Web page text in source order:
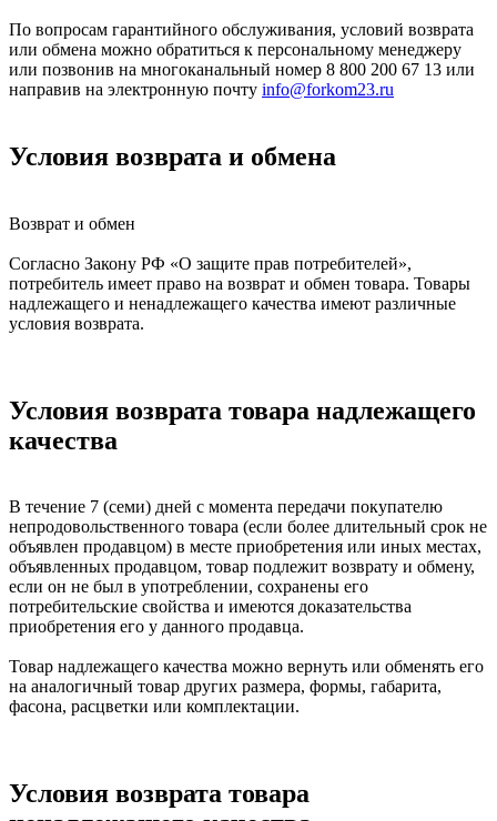
По вопросам гарантийного обслуживания, условий возврата
или обмена можно обратиться к персональному менеджеру
или позвонив на многоканальный номер 8 800 200 67 13 или
направив на электронную почту info@forkom23.ru
Условия возврата и обмена
Возврат и обмен
Согласно Закону РФ «О защите прав потребителей»,
потребитель имеет право на возврат и обмен товара. Товары
надлежащего и ненадлежащего качества имеют различные
условия возврата.
Условия возврата товара надлежащего
качества
В течение 7 (семи) дней с момента передачи покупателю
непродовольственного товара (если более длительный срок не
объявлен продавцом) в месте приобретения или иных местах,
объявленных продавцом, товар подлежит возврату и обмену,
если он не был в употреблении, сохранены его
потребительские свойства и имеются доказательства
приобретения его у данного продавца.
Товар надлежащего качества можно вернуть или обменять его
на аналогичный товар других размера, формы, габарита,
фасона, расцветки или комплектации.
Условия возврата товара